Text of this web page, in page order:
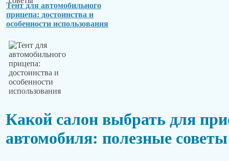
Тент для автомобильного
прицепа: достоинства и
особенности использования
Какой салон выбрать для
автомобиля: полезные советы